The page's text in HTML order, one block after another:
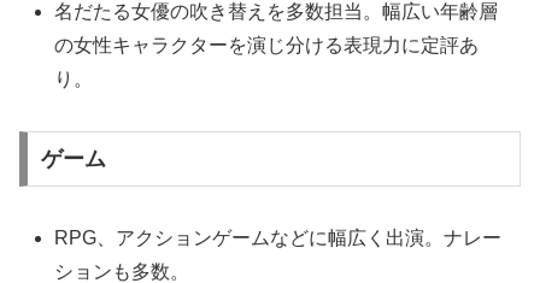
名だたる女優の吹き替えを多数担当。幅広い年齢層
の女性キャラクターを演じ分ける表現力に定評あ
り。
ゲーム
RPG、アクションゲームなどに幅広く出演。ナレー
ションも多数。